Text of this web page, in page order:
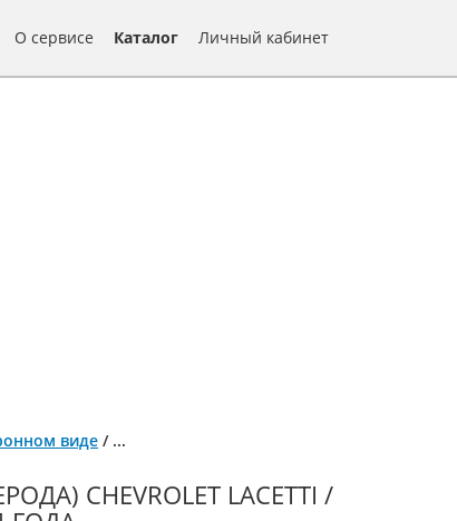
О сервисе Каталог Личный кабинет
виде / ...
CHEVROLET LACETTI /